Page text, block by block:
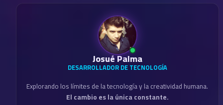
Josué Palma
DESARROLLADOR DE TECNOLOGÍA
Explorando los límites de la tecnología y la creatividad humana.
El cambio es la única constante.